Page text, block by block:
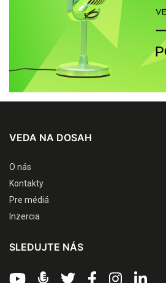
VEDA NA DOSAH
O nás
Kontakty
Pre médiá
Inzercia
SLEDUJTE NÁS